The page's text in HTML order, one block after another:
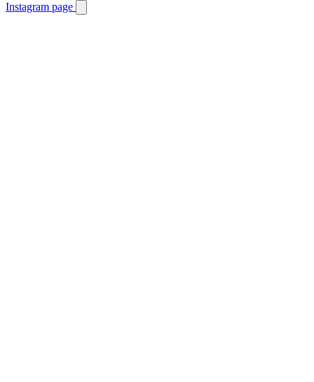
Instagram page